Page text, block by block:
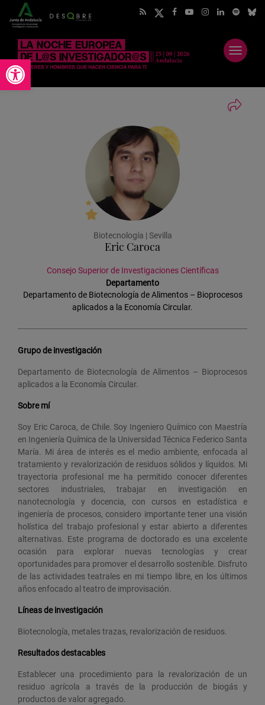
Abrir barra de herramientas
Abrir
menú
Biotecnología | Sevilla
Eric Caroca
Consejo Superior de Investigaciones Científicas
Departamento
Departamento de Biotecnología de Alimentos – Bioprocesos
aplicados a la Economía Circular.
Grupo de investigación
Departamento de Biotecnología de Alimentos – Bioprocesos
aplicados a la Economía Circular.
Sobre mí
Soy Eric Caroca, de Chile. Soy Ingeniero Químico con Maestría
en Ingeniería Química de la Universidad Técnica Federico Santa
María. Mi área de interés es el medio ambiente, enfocada al
tratamiento y revalorización de residuos sólidos y líquidos. Mi
trayectoria profesional me ha permitido conocer diferentes
sectores industriales, trabajar en investigación en
nanotecnología y docencia, con cursos en estadística e
ingeniería de procesos, considero importante tener una visión
holística del trabajo profesional y estar abierto a diferentes
alternativas. Este programa de doctorado es una excelente
ocasión para explorar nuevas tecnologías y crear
oportunidades para promover el desarrollo sostenible. Disfruto
de las actividades teatrales en mi tiempo libre, en los últimos
años enfocado al teatro de improvisación.
Líneas de investigación
Biotecnología, metales trazas, revalorización de residuos.
Resultados destacables
Establecer una procedimiento para la revalorización de un
residuo agrícola a través de la producción de biogás y
productos de valor agregado.